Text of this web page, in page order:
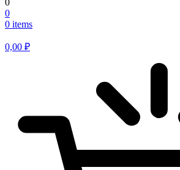
0
0
0 items
0,00 ₽